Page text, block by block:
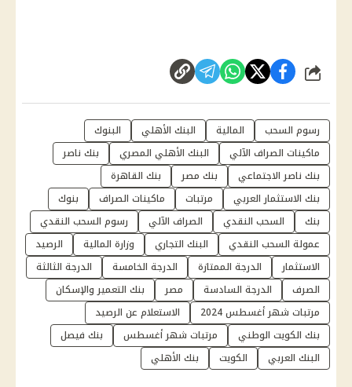
شارك
رسوم السحب المالية البنك الأهلي
البنوك
ماكينات الصراف الآلي
البنك الأهلي المصري
بنك ناصر
بنك ناصر الاجتماعي
بنك مصر
بنك القاهرة
بنك الاستثمار العربي
مرتبات ماكينات الصراف
بنوك
بنك
السحب النقدي الصراف الآلي
رسوم السحب النقدي
عمولة السحب النقدي
البنك التجاري وزارة المالية
الرصيد
الاستثمار
الدرجة الممتازة الدرجة الخامسة
الدرجة الثالثة
الصرف
الدرجة السادسة مصر
بنك التعمير والإسكان
مرتبات شهر أغسطس 2024
الاستعلام عن الرصيد
بنك الكويت الوطني
مرتبات شهر أغسطس
بنك فيصل
البنك العربي
الكويت بنك الأهلي